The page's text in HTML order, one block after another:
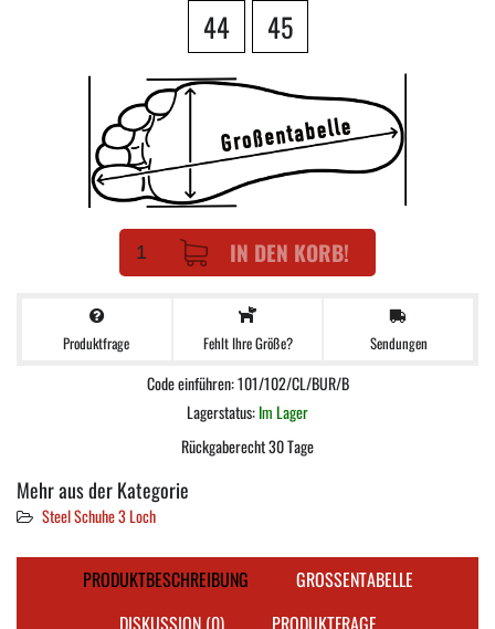
44
45
IN DEN KORB!
Produktfrage Fehlt Ihre Größe? Sendungen
Code einführen: 101/102/CL/BUR/B
Lagerstatus:Im Lager
Rückgaberecht 30 Tage
Mehr aus der Kategorie
Steel Schuhe 3 Loch
PRODUKTBESCHREIBUNG
GROSSENTABELLE
DISKUSSION (0)
PRODUKTFRAGE